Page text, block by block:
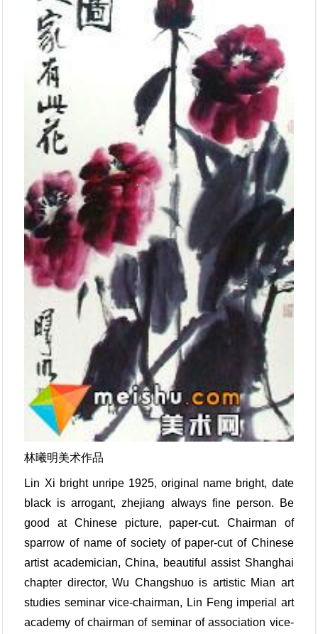
林曦明美术作品
Lin Xi bright unripe 1925, original name bright, date
black is arrogant, zhejiang always fine person. Be
good at Chinese picture, paper-cut. Chairman of
sparrow of name of society of paper-cut of Chinese
artist academician, China, beautiful assist Shanghai
chapter director, Wu Changshuo is artistic Mian art
studies seminar vice-chairman, Lin Feng imperial art
academy of chairman of seminar of association vice-